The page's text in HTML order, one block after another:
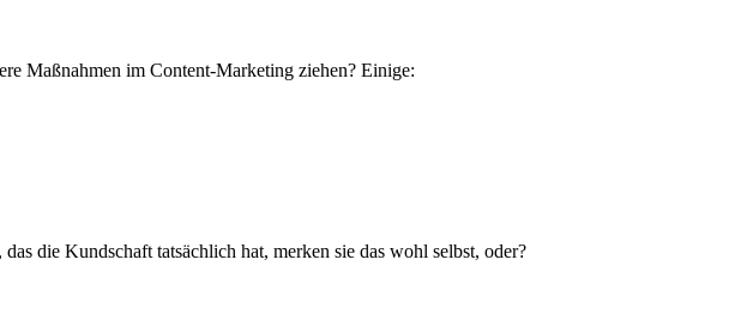
Maßnahmen im Content-Marketing ziehen? Einige:
die Kundschaft tatsächlich hat, merken sie das wohl selbst, oder?